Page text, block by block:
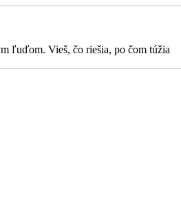
ľuďom. Vieš, čo riešia, po čom túžia